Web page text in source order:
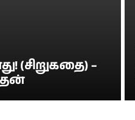
(சிறுகதை) –